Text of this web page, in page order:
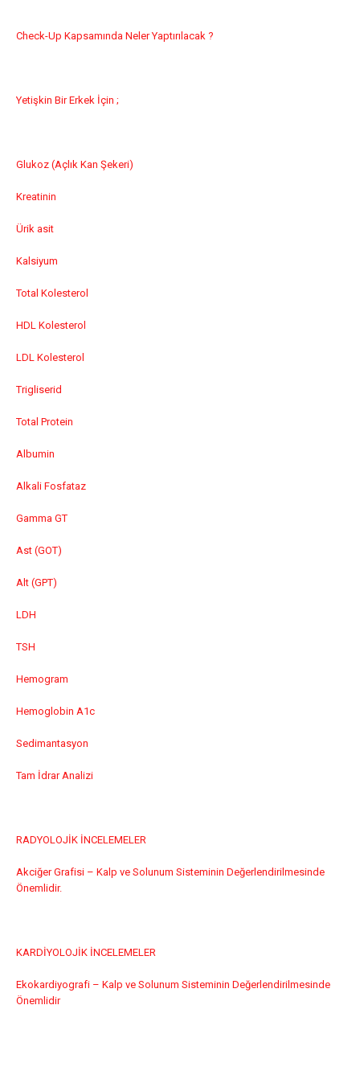
Check-Up Kapsamında Neler Yaptırılacak ?
Yetişkin Bir Erkek İçin ;
Glukoz (Açlık Kan Şekeri)
Kreatinin
Ürik asit
Kalsiyum
Total Kolesterol
HDL Kolesterol
LDL Kolesterol
Trigliserid
Total Protein
Albumin
Alkali Fosfataz
Gamma GT
Ast (GOT)
Alt (GPT)
LDH
TSH
Hemogram
Hemoglobin A1c
Sedimantasyon
Tam İdrar Analizi
RADYOLOJİK İNCELEMELER
Akciğer Grafisi – Kalp ve Solunum Sisteminin Değerlendirilmesinde
Önemlidir.
KARDİYOLOJİK İNCELEMELER
Ekokardiyografi – Kalp ve Solunum Sisteminin Değerlendirilmesinde
Önemlidir